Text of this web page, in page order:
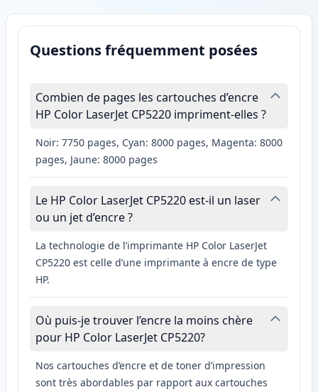
Questions fréquemment posées
Combien de pages les cartouches d’encre
HP Color LaserJet CP5220 impriment-elles ?
Noir: 7750 pages, Cyan: 8000 pages, Magenta: 8000
pages, Jaune: 8000 pages
Le HP Color LaserJet CP5220 est-il un laser
ou un jet d’encre ?
La technologie de l’imprimante HP Color LaserJet
CP5220 est celle d’une imprimante à encre de type
HP.
Où puis-je trouver l’encre la moins chère
pour HP Color LaserJet CP5220?
Nos cartouches d’encre et de toner d’impression
sont très abordables par rapport aux cartouches